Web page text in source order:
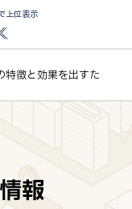
上位表示
特徴と効果を出すた
報